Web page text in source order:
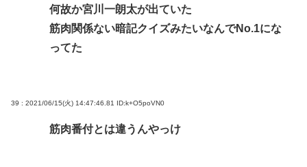
何故か宮川一朗太が出ていた
筋肉関係ない暗記クイズみたいなんでNo.1にな
ってた
39 : 2021/06/15(火) 14:47:46.81 ID:k+O5poVN0
筋肉番付とは違うんやっけ